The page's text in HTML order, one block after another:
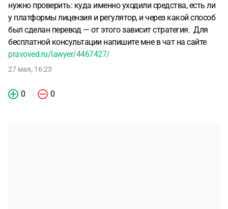
нужно проверить: куда именно уходили средства, есть ли
у платформы лицензия и регулятор, и через какой способ
был сделан перевод — от этого зависит стратегия. Для
бесплатной консультации напишите мне в чат на сайте
pravoved.ru/lawyer/4467427/
27 мая, 16:23
0 0